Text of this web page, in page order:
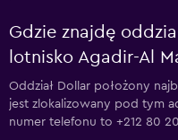
Gdzie znajdę
lotnisko Agadir-Al
Oddział Dollar położony
jest zlokalizowany pod tym
numer telefonu to +212 80